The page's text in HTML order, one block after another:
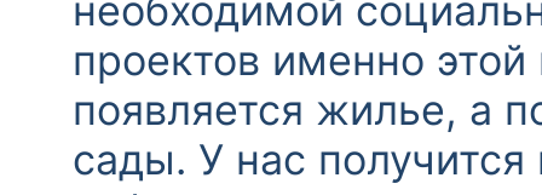
необходимой
проектов именно
появляется жилье, а
сады. У нас